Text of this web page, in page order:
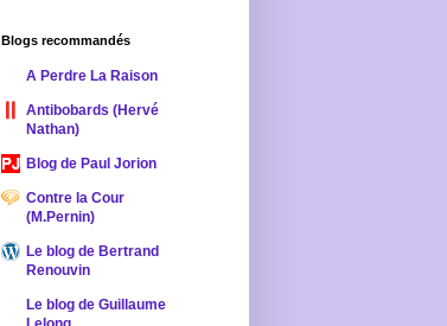
Blogs recommandés
A Perdre La Raison
Antibobards (Hervé
Nathan)
Blog de Paul Jorion
Contre la Cour
(M.Pernin)
Le blog de Bertrand
Renouvin
Le blog de Guillaume